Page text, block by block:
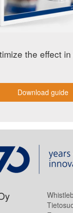
the effect
Download guide